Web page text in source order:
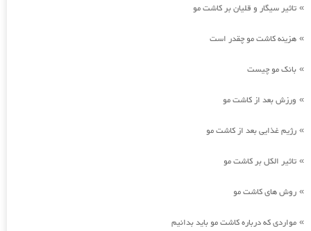
» تاثیر سیگار و قلیان بر کاشت مو
» هزینه کاشت مو چقدر است
» بانک مو چیست
» ورزش بعد از کاشت مو
» رژیم غذایی بعد از کاشت مو
» تاثیر الکل بر کاشت مو
» روش های کاشت مو
» مواردی که درباره کاشت مو باید بدانیم